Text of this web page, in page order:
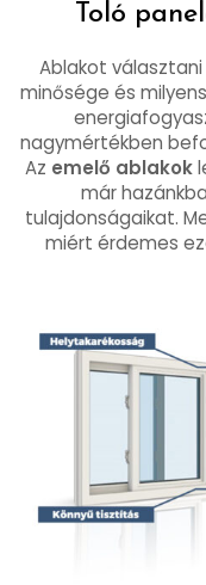
Toló
Ablakot
minősége és
nagymértékben
Az emelő ablakok
már
tulajdonságaikat.
miért érdemes